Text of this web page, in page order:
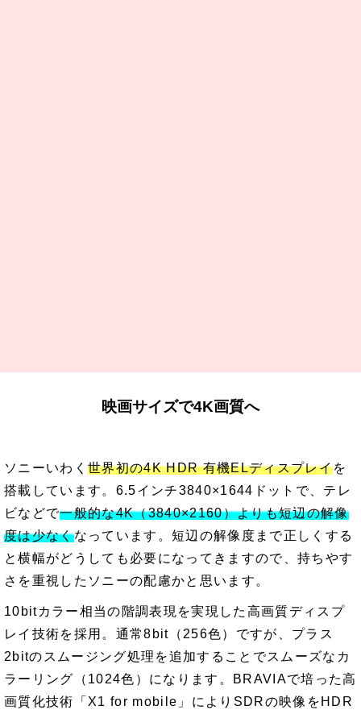
映画サイズで4K画質へ
ソニーいわく世界初の4K HDR 有機ELディスプレイを
搭載しています。6.5インチ3840×1644ドットで、テレ
ビなどで一般的な4K（3840×2160）よりも短辺の解像
度は少なくなっています。短辺の解像度まで正しくする
と横幅がどうしても必要になってきますので、持ちやす
さを重視したソニーの配慮かと思います。
10bitカラー相当の階調表現を実現した高画質ディスプ
レイ技術を採用。通常8bit（256色）ですが、プラス
2bitのスムージング処理を追加することでスムーズなカ
ラーリング（1024色）になります。BRAVIAで培った高
画質化技術「X1 for mobile」によりSDRの映像をHDR